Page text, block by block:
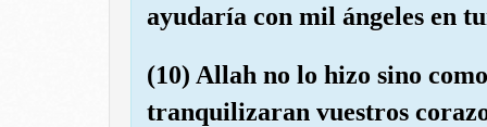
ayudaría con mil ángeles en
(10) Allah no lo hizo sino
tranquilizaran vuestros